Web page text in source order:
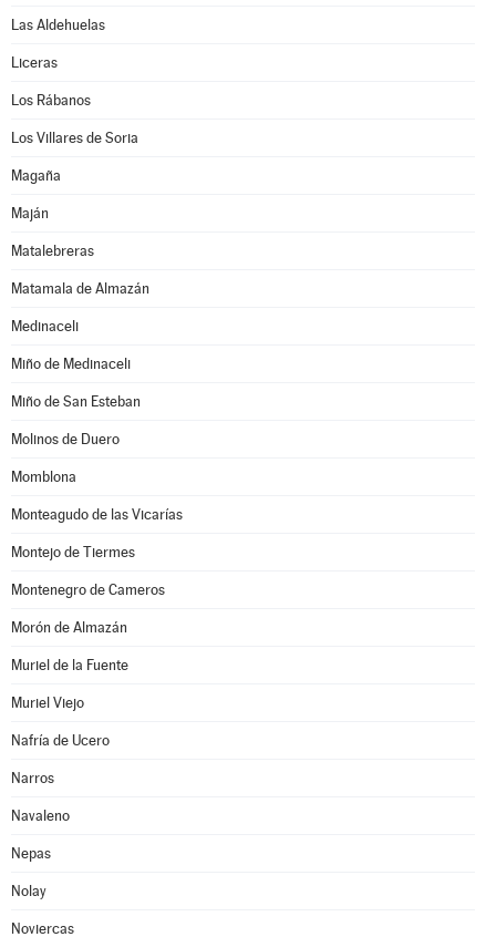
Las Aldehuelas
Liceras
Los Rábanos
Los Villares de Soria
Magaña
Maján
Matalebreras
Matamala de Almazán
Medinaceli
Miño de Medinaceli
Miño de San Esteban
Molinos de Duero
Momblona
Monteagudo de las Vicarías
Montejo de Tiermes
Montenegro de Cameros
Morón de Almazán
Muriel de la Fuente
Muriel Viejo
Nafría de Ucero
Narros
Navaleno
Nepas
Nolay
Noviercas